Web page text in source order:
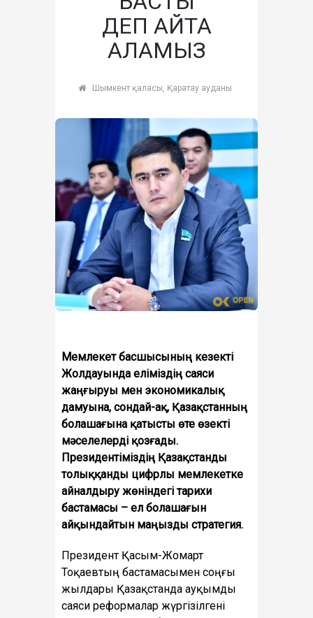
ДЕП АЙТА
АЛАМЫЗ
Шымкент қаласы, Қаратау ауданы
Мемлекет басшысының кезекті
Жолдауында еліміздің саяси
жаңғыруы мен экономикалық
дамуына, сондай-ақ, Қазақстанның
болашағына қатысты өте өзекті
мәселелерді қозғады.
Президентіміздің Қазақстанды
толыққанды цифрлы мемлекетке
айналдыру жөніндегі тарихи
бастамасы – ел болашағын
айқындайтын маңызды стратегия.
Президент Қасым-Жомарт
Тоқаевтың бастамасымен соңғы
жылдары Қазақстанда ауқымды
саяси реформалар жүргізілгені